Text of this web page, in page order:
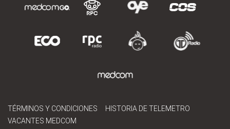
TÉRMINOS Y CONDICIONES
HISTORIA DE TELEMETRO
VACANTES MEDCOM